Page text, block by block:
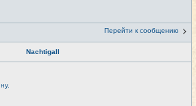
Перейти к сообщению
Nachtigall